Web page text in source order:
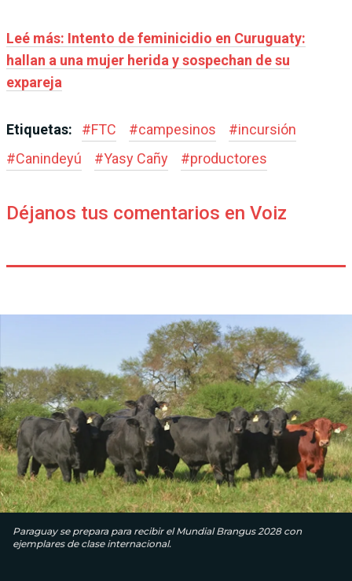
Leé más: Intento de feminicidio en Curuguaty:
hallan a una mujer herida y sospechan de su
expareja
Etiquetas: #FTC #campesinos #incursión
#Canindeyú #Yasy Cañy #productores
Déjanos tus comentarios en Voiz
Paraguay se prepara para recibir el Mundial Brangus 2028 con
ejemplares de clase internacional.